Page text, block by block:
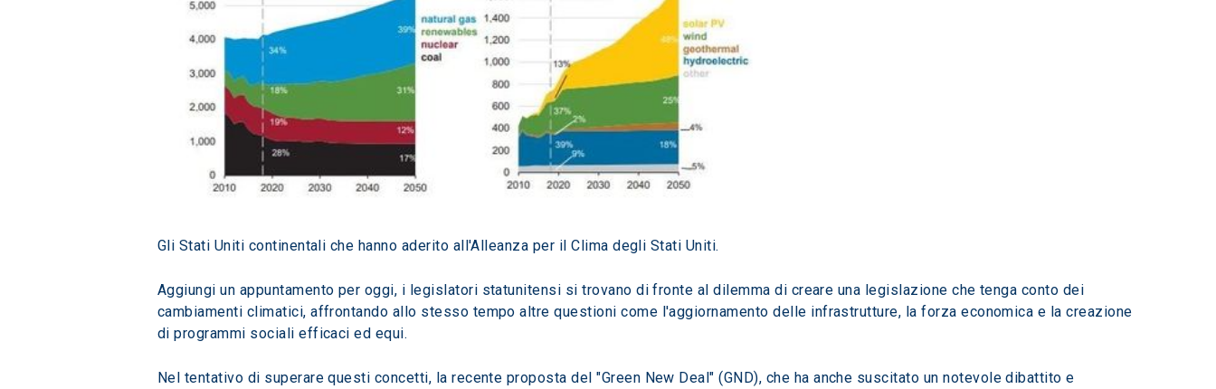
Gli Stati Uniti continentali che hanno aderito all'Alleanza per il Clima degli Stati Uniti.
Aggiungi un appuntamento per oggi, i legislatori statunitensi si trovano di fronte al dilemma di creare una legislazione che tenga conto dei
cambiamenti climatici, affrontando allo stesso tempo altre questioni come l'aggiornamento delle infrastrutture, la forza economica e la creazione
di programmi sociali efficaci ed equi.
Nel tentativo di superare questi concetti, la recente proposta del "Green New Deal" (GND), che ha anche suscitato un notevole dibattito e